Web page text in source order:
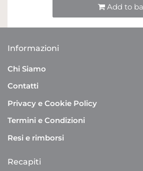
Add to
Informazioni
Chi Siamo
Contatti
Privacy e Cookie Policy
Termini e Condizioni
Resi e rimborsi
Recapiti